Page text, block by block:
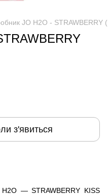
JO H2O - STRAWBERRY
з'явиться
H2O — STRAWBERRY KISS